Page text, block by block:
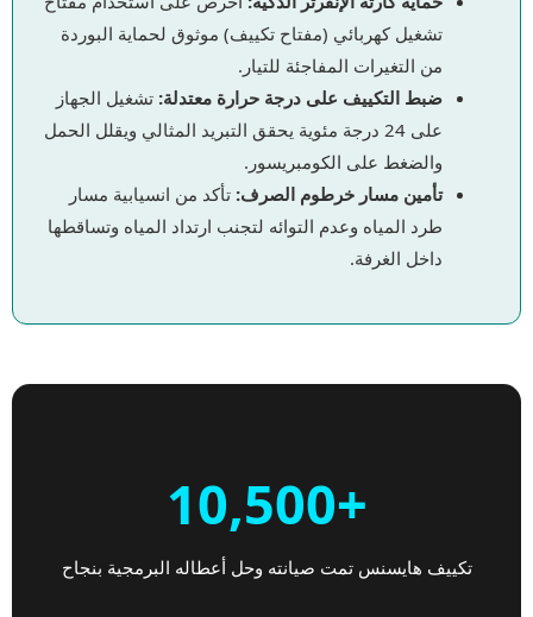
تشغيل كهربائي (مفتاح تكييف) موثوق لحماية البوردة
من التغيرات المفاجئة للتيار.
ضبط التكييف على درجة حرارة معتدلة: تشغيل الجهاز
على 24 درجة مئوية يحقق التبريد المثالي ويقلل الحمل
والضغط على الكومبريسور.
تأمين مسار خرطوم الصرف: تأكد من انسيابية مسار
طرد المياه وعدم التوائه لتجنب ارتداد المياه وتساقطها
داخل الغرفة.
+10,500
تكييف هايسنس تمت صيانته وحل أعطاله البرمجية بنجاح